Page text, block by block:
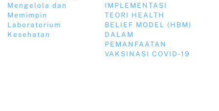
Mengelola dan
Memimpin
Laboratorium
Kesehatan
IMPLEMENTASI
TEORI HEALTH
BELIEF MODEL (HBM)
DALAM
PEMANFAATAN
VAKSINASI COVID-19